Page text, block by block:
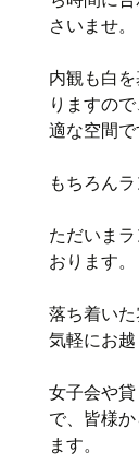
さいませ。
内観も白
りますの
適な空間で
もちろん
ただいま
おります。
落ち着い
気軽にお越
女子会や
で、皆様
ます。